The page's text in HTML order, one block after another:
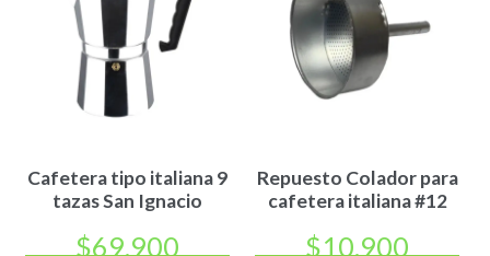
Cafetera tipo italiana 9
tazas San Ignacio
$69.900
Repuesto Colador para
cafetera italiana #12
$10.900